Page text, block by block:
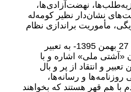
نهضت‌آزادی‌ها،
نشان‌دار نظیر کومه‌له
مأموریت براندازی نظام
رهبر حکیم انقلاب- 27 بهمن 1395- به تعبیر
«آشتی ملی» اشاره و با
و انتقاد از پر و بال
روزنامه‌ها و رسانه‌ها،
با هم قهر هستند که بخواهند